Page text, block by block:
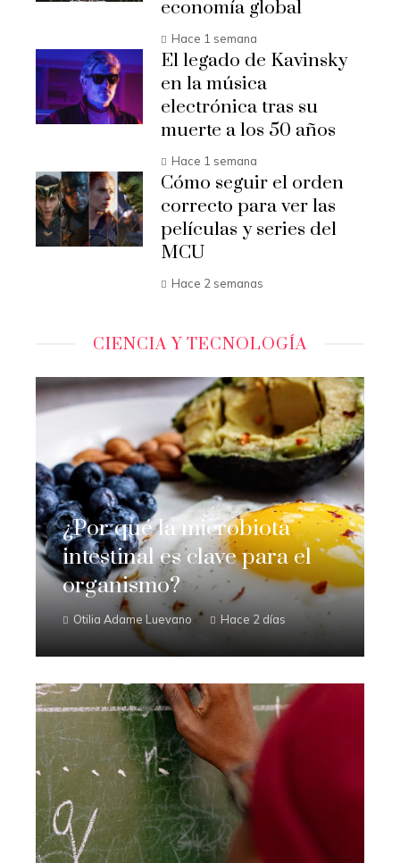
economía global
Hace 1 semana
El legado de Kavinsky
en la música
electrónica tras su
muerte a los 50 años
Hace 1 semana
Cómo seguir el orden
correcto para ver las
películas y series del
MCU
Hace 2 semanas
CIENCIA Y TECNOLOGÍA
¿Por qué la microbiota
intestinal es clave para el
organismo?
Otilia Adame Luevano Hace 2 días